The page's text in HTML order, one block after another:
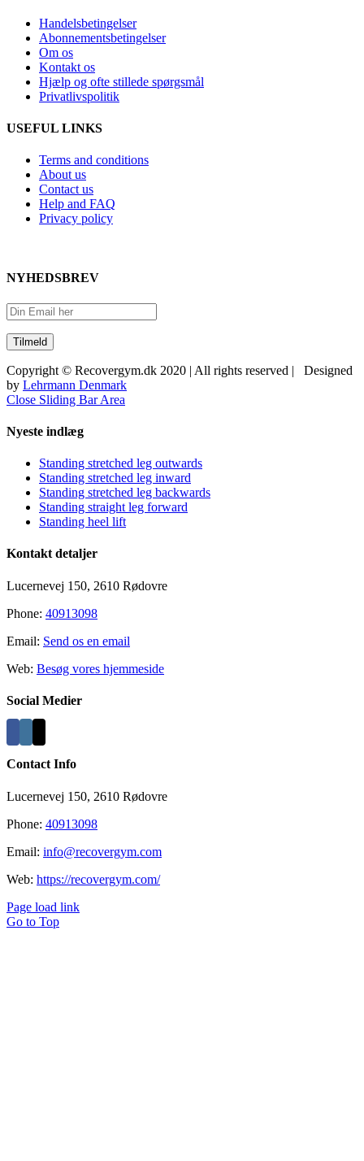
Handelsbetingelser
Abonnementsbetingelser
Om os
Kontakt os
Hjælp og ofte stillede spørgsmål
Privatlivspolitik
USEFUL LINKS
Terms and conditions
About us
Contact us
Help and FAQ
Privacy policy
NYHEDSBREV
Copyright © Recovergym.dk 2020 | All rights reserved | Designed
by Lehrmann Denmark
Close Sliding Bar Area
Nyeste indlæg
Standing stretched leg outwards
Standing stretched leg inward
Standing stretched leg backwards
Standing straight leg forward
Standing heel lift
Kontakt detaljer
Lucernevej 150, 2610 Rødovre
Phone: 40913098
Email: Send os en email
Web: Besøg vores hjemmeside
Social Medier
Contact Info
Lucernevej 150, 2610 Rødovre
Phone: 40913098
Email: info@recovergym.com
Web: https://recovergym.com/
Page load link
Go to Top